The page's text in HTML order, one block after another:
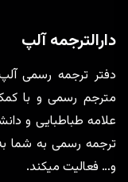
دارالترجمه آلپ
دفتر ترجمه رسمی
مترجم رسمی و با
علامه طباطبایی و
ترجمه رسمی به شما به
و… فعالیت میکند.